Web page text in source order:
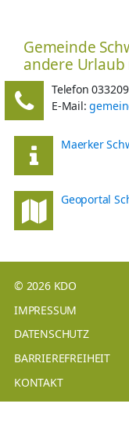
Gemeinde
andere Urlaub
Telefon
E-Mail:
Maerker
Geoportal
© 2026 KDO
IMPRESSUM
DATENSCHUTZ
BARRIEREFREIHEIT
KONTAKT